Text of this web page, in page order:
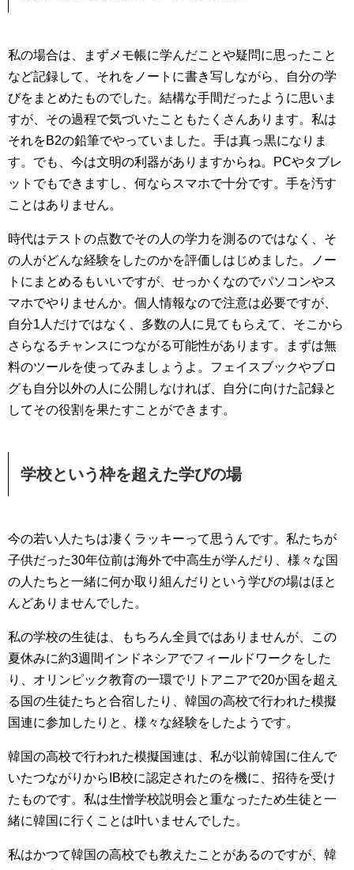
私の場合は、まずメモ帳に学んだことや疑問に思ったこと
など記録して、それをノートに書き写しながら、自分の学
びをまとめたものでした。結構な手間だったように思いま
すが、その過程で気づいたこともたくさんあります。私は
それをB2の鉛筆でやっていました。手は真っ黒になりま
す。でも、今は文明の利器がありますからね。PCやタブレ
ットでもできますし、何ならスマホで十分です。手を汚す
ことはありません。
時代はテストの点数でその人の学力を測るのではなく、そ
の人がどんな経験をしたのかを評価しはじめました。ノー
トにまとめるもいいですが、せっかくなのでパソコンやス
マホでやりませんか。個人情報なので注意は必要ですが、
自分1人だけではなく、多数の人に見てもらえて、そこから
さらなるチャンスにつながる可能性があります。まずは無
料のツールを使ってみましょうよ。フェイスブックやブロ
グも自分以外の人に公開しなければ、自分に向けた記録と
してその役割を果たすことができます。
学校という枠を超えた学びの場
今の若い人たちは凄くラッキーって思うんです。私たちが
子供だった30年位前は海外で中高生が学んだり、様々な国
の人たちと一緒に何か取り組んだりという学びの場はほと
んどありませんでした。
私の学校の生徒は、もちろん全員ではありませんが、この
夏休みに約3週間インドネシアでフィールドワークをした
り、オリンピック教育の一環でリトアニアで20か国を超え
る国の生徒たちと合宿したり、韓国の高校で行われた模擬
国連に参加したりと、様々な経験をしたようです。
韓国の高校で行われた模擬国連は、私が以前韓国に住んで
いたつながりからIB校に認定されたのを機に、招待を受け
たものです。私は生憎学校説明会と重なったため生徒と一
緒に韓国に行くことは叶いませんでした。
私はかつて韓国の高校でも教えたことがあるのですが、韓